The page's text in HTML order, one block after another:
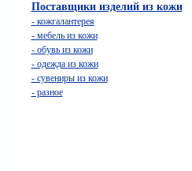
Поставщики изделий из кожи
- кожгалантерея
- мебель из кожи
- обувь из кожи
- одежда из кожи
- сувениры из кожи
- разное